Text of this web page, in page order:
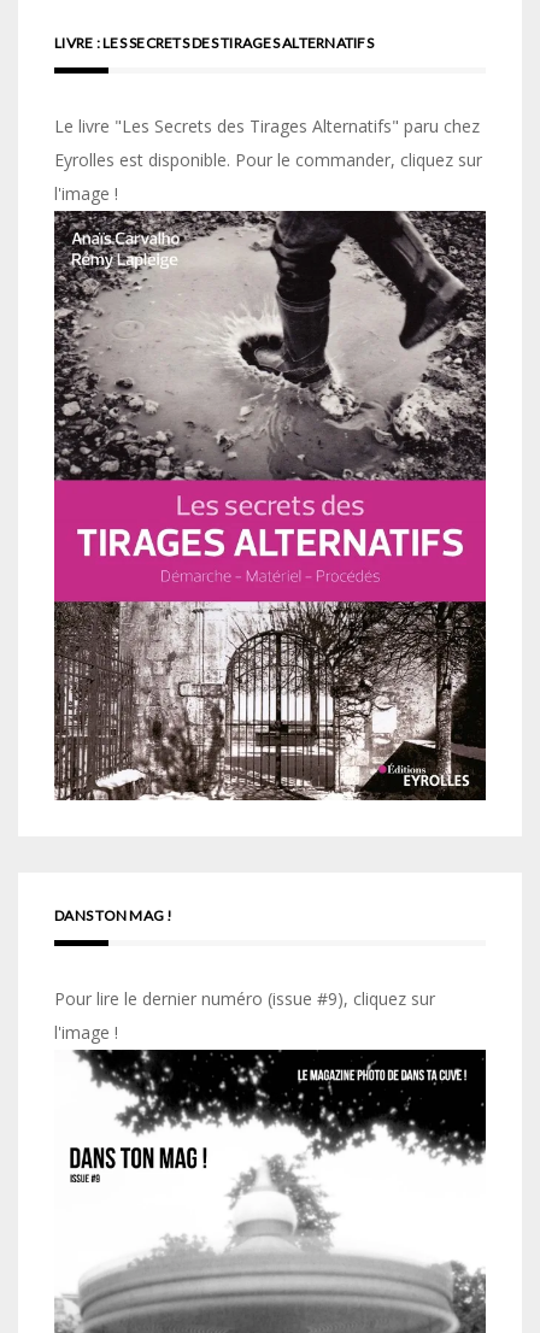
LIVRE : LES SECRETS DES TIRAGES ALTERNATIFS
Le livre "Les Secrets des Tirages Alternatifs" paru chez
Eyrolles est disponible. Pour le commander, cliquez sur
l'image !
DANS TON MAG !
Pour lire le dernier numéro (issue #9), cliquez sur
l'image !